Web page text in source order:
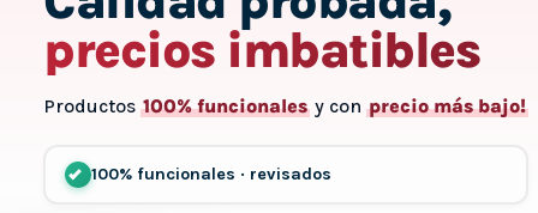
precios imbatibles
Productos 100% funcionales y con precio más bajo!
100% funcionales · revisados